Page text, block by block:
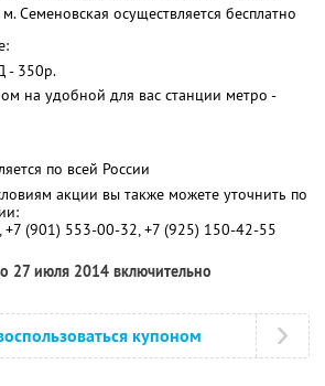
Семеновская осуществляется бесплатно
- 350р.
на удобной для вас станции метро -
по всей России
акции вы также можете уточнить по
(901) 553-00-32, +7 (925) 150-42-55
27 июля 2014 включительно
купоном